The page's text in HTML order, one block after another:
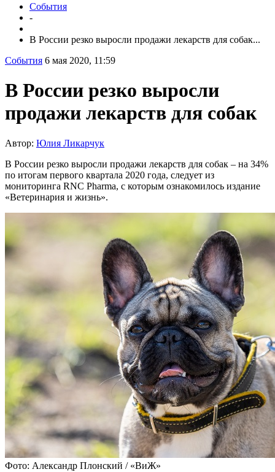
События
-
В России резко выросли продажи лекарств для собак...
События 6 мая 2020, 11:59
В России резко выросли
продажи лекарств для собак
Автор: Юлия Ликарчук
В России резко выросли продажи лекарств для собак – на 34%
по итогам первого квартала 2020 года, следует из
мониторинга RNC Pharma, с которым ознакомилось издание
«Ветеринария и жизнь».
Фото: Александр Плонский / «ВиЖ»